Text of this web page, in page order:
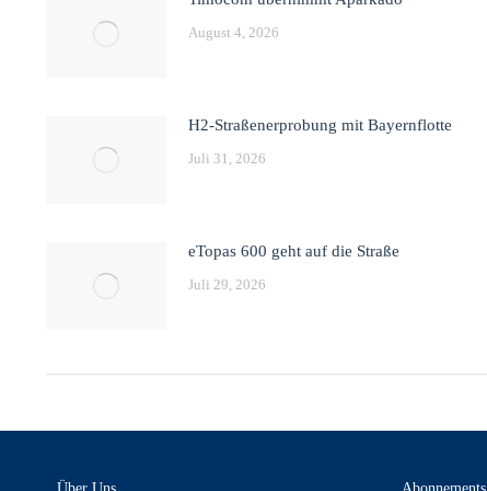
August 4, 2026
H2-Straßenerprobung mit Bayernflotte
Juli 31, 2026
eTopas 600 geht auf die Straße
Juli 29, 2026